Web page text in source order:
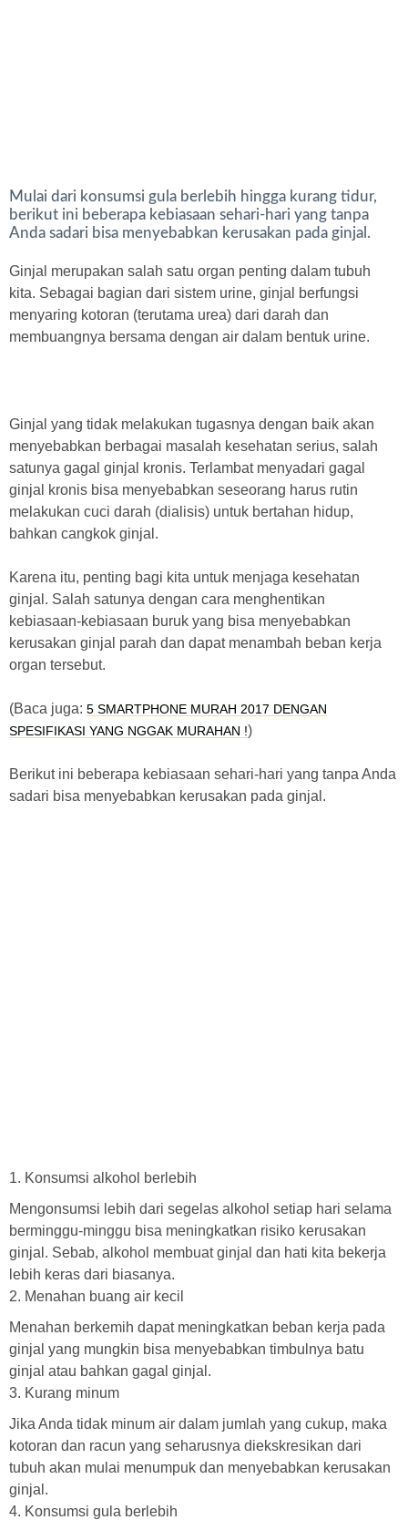
Mulai dari konsumsi gula berlebih hingga kurang tidur,
berikut ini beberapa kebiasaan sehari-hari yang tanpa
Anda sadari bisa menyebabkan kerusakan pada ginjal.
Ginjal merupakan salah satu organ penting dalam tubuh
kita. Sebagai bagian dari sistem urine, ginjal berfungsi
menyaring kotoran (terutama urea) dari darah dan
membuangnya bersama dengan air dalam bentuk urine.
Ginjal yang tidak melakukan tugasnya dengan baik akan
menyebabkan berbagai masalah kesehatan serius, salah
satunya gagal ginjal kronis. Terlambat menyadari gagal
ginjal kronis bisa menyebabkan seseorang harus rutin
melakukan cuci darah (dialisis) untuk bertahan hidup,
bahkan cangkok ginjal.
Karena itu, penting bagi kita untuk menjaga kesehatan
ginjal. Salah satunya dengan cara menghentikan
kebiasaan-kebiasaan buruk yang bisa menyebabkan
kerusakan ginjal parah dan dapat menambah beban kerja
organ tersebut.
(Baca juga: 5 SMARTPHONE MURAH 2017 DENGAN
SPESIFIKASI YANG NGGAK MURAHAN !)
Berikut ini beberapa kebiasaan sehari-hari yang tanpa Anda
sadari bisa menyebabkan kerusakan pada ginjal.
1. Konsumsi alkohol berlebih
Mengonsumsi lebih dari segelas alkohol setiap hari selama
berminggu-minggu bisa meningkatkan risiko kerusakan
ginjal. Sebab, alkohol membuat ginjal dan hati kita bekerja
lebih keras dari biasanya.
2. Menahan buang air kecil
Menahan berkemih dapat meningkatkan beban kerja pada
ginjal yang mungkin bisa menyebabkan timbulnya batu
ginjal atau bahkan gagal ginjal.
3. Kurang minum
Jika Anda tidak minum air dalam jumlah yang cukup, maka
kotoran dan racun yang seharusnya diekskresikan dari
tubuh akan mulai menumpuk dan menyebabkan kerusakan
ginjal.
4. Konsumsi gula berlebih